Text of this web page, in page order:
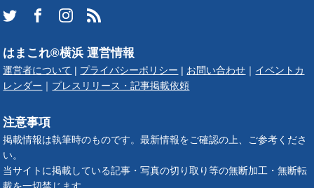
はまこれ®横浜 運営情報
運営者について プライバシーポリシー お問い合わせ
イベントカ
レンダー
プレスリリース・記事掲載依頼
注意事項
掲載情報は執筆時のものです。最新情報をご確認の上、ご参考くださ
い。
当サイトに掲載している記事・写真の切り取り等の無断加工・無断転